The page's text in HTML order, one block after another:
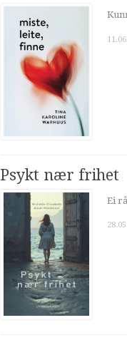
Psykt nær frihet
Ei